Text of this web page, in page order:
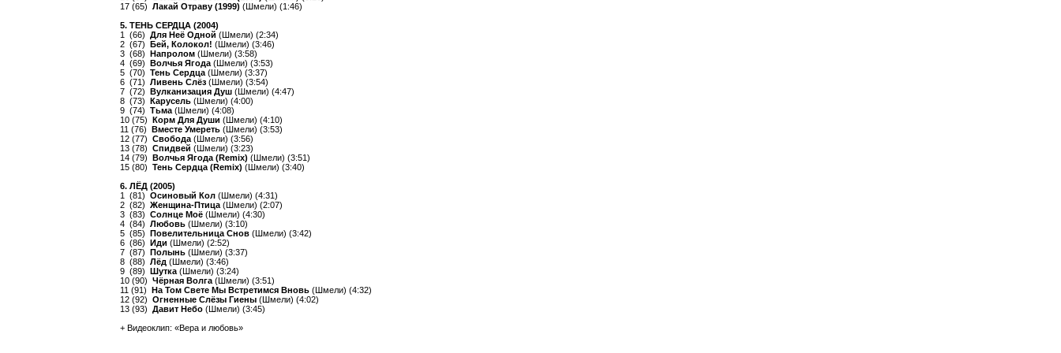
17 (65) Лакай Отраву (1999) (Шмели) (1:46)
5. ТЕНЬ СЕРДЦА (2004)
1 (66) Для Неё Одной (Шмели) (2:34)
2 (67) Бей, Колокол! (Шмели) (3:46)
3 (68) Напролом (Шмели) (3:58)
4 (69) Волчья Ягода (Шмели) (3:53)
5 (70) Тень Сердца (Шмели) (3:37)
6 (71) Ливень Слёз (Шмели) (3:54)
7 (72) Вулканизация Душ (Шмели) (4:47)
8 (73) Карусель (Шмели) (4:00)
9 (74) Тьма (Шмели) (4:08)
10 (75) Корм Для Души (Шмели) (4:10)
11 (76) Вместе Умереть (Шмели) (3:53)
12 (77) Свобода (Шмели) (3:56)
13 (78) Спидвей (Шмели) (3:23)
14 (79) Волчья Ягода (Remix) (Шмели) (3:51)
15 (80) Тень Сердца (Remix) (Шмели) (3:40)
6. ЛЁД (2005)
1 (81) Осиновый Кол (Шмели) (4:31)
2 (82) Женщина-Птица (Шмели) (2:07)
3 (83) Солнце Моё (Шмели) (4:30)
4 (84) Любовь (Шмели) (3:10)
5 (85) Повелительница Снов (Шмели) (3:42)
6 (86) Иди (Шмели) (2:52)
7 (87) Полынь (Шмели) (3:37)
8 (88) Лёд (Шмели) (3:46)
9 (89) Шутка (Шмели) (3:24)
10 (90) Чёрная Волга (Шмели) (3:51)
11 (91) На Том Свете Мы Встретимся Вновь (Шмели) (4:32)
12 (92) Огненные Слёзы Гиены (Шмели) (4:02)
13 (93) Давит Небо (Шмели) (3:45)
+ Видеоклип: «Вера и любовь»